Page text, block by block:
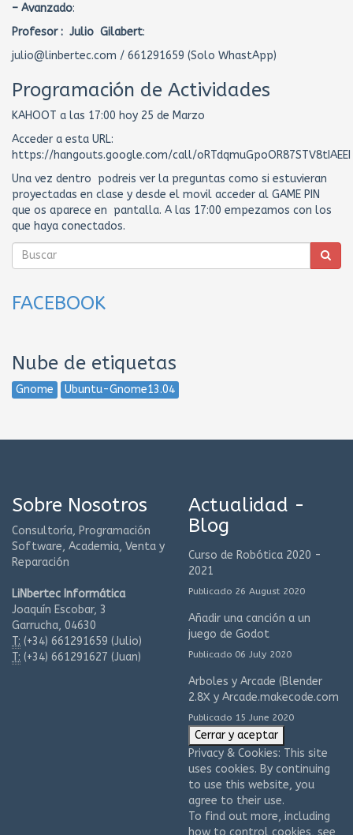
– Avanzado:
Profesor : Julio Gilabert:
julio@linbertec.com / 661291659 (Solo WhastApp)
Programación de Actividades
KAHOOT a las 17:00 hoy 25 de Marzo
Acceder a esta URL:
https://hangouts.google.com/call/oRTdqmuGpoOR87STV8tIAEEI
Una vez dentro podreis ver la preguntas como si estuvieran
proyectadas en clase y desde el movil acceder al GAME PIN
que os aparece en pantalla. A las 17:00 empezamos con los
que haya conectados.
FACEBOOK
Nube de etiquetas
Gnome Ubuntu-Gnome13.04
Sobre Nosotros
Consultoría, Programación
Software, Academia, Venta y
Reparación
LiNbertec Informática
Joaquín Escobar, 3
Garrucha, 04630
T: (+34) 661291659 (Julio)
T: (+34) 661291627 (Juan)
Actualidad -
Blog
Curso de Robótica 2020 -
2021
Publicado 26 August 2020
Añadir una canción a un
juego de Godot
Publicado 06 July 2020
Arboles y Arcade (Blender
2.8X y Arcade.makecode.com
Publicado 15 June 2020
Privacy & Cookies: This site
uses cookies. By continuing
to use this website, you
agree to their use.
To find out more, including
how to control cookies, see